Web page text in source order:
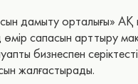
дамыту орталығы» АҚ
сапасын арттыру
бизнеспен
жалғастырады.